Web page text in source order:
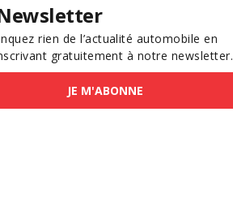
rien de l’actualité automobile en
gratuitement à notre newsletter.
JE M'ABONNE